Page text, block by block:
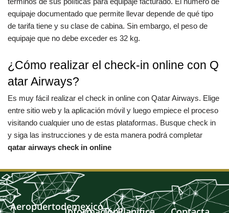
equipaje documentado que permite llevar depende de qué tipo
de tarifa tiene y su clase de cabina. Sin embargo, el peso de
equipaje que no debe exceder es 32 kg.
¿Cómo realizar el check-in online con Q
atar Airways?
Es muy fácil realizar el check in online con Qatar Airways. Elige
entre sitio web y la aplicación móvil y luego empiece el proceso
visitando cualquier uno de estas plataformas. Busque check in
y siga las instrucciones y de esta manera podrá completar
qatar airways check in online
Aeropuertodemexico